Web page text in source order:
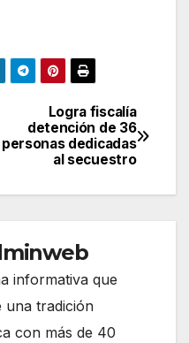
Logra fiscalía
detención de 36
personas dedicadas
al secuestro
informativa que
una tradición
con más de 40